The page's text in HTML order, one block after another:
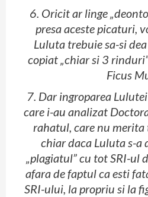
6. Oricit ar linge
presa aceste picaturi,
Luluta trebuie sa-si
copiat „chiar si 3
Ficus
7. Dar ingroparea
care i-au analizat
rahatul, care nu merita
chiar daca Luluta s-a
„plagiatul” cu tot SRI-ul
afara de faptul ca esti
SRI-ului, la propriu si la